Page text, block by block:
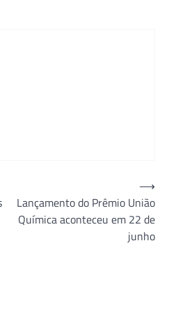
Lançamento do Prêmio União
Química aconteceu em 22 de
junho
⟶